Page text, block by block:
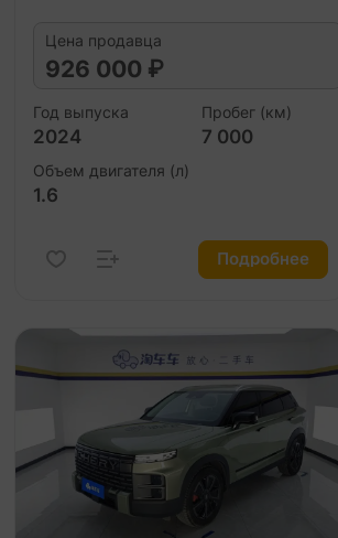
Цена продавца
926 000 ₽
Год выпуска
2024
Пробег (км)
7 000
Объем двигателя (л)
1.6
Подробнее